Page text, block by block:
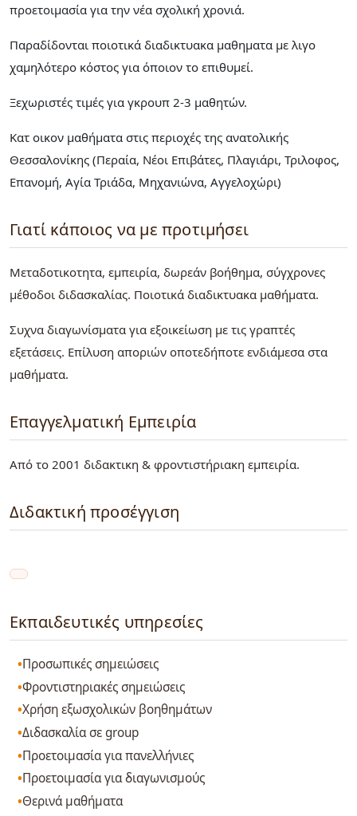
προετοιμασία για την νέα σχολική χρονιά.
Παραδίδονται ποιοτικά διαδικτυακα μαθηματα με λιγο
χαμηλότερο κόστος για όποιον το επιθυμεί.
Ξεχωριστές τιμές για γκρουπ 2-3 μαθητών.
Κατ οικον μαθήματα στις περιοχές της ανατολικής
Θεσσαλονίκης (Περαία, Νέοι Επιβάτες, Πλαγιάρι, Τριλοφος,
Επανομή, Αγία Τριάδα, Μηχανιώνα, Αγγελοχώρι)
Γιατί κάποιος να με προτιμήσει
Μεταδοτικοτητα, εμπειρία, δωρεάν βοήθημα, σύγχρονες
μέθοδοι διδασκαλίας. Ποιοτικά διαδικτυακα μαθήματα.
Συχνα διαγωνίσματα για εξοικείωση με τις γραπτές
εξετάσεις. Επίλυση αποριών οποτεδήποτε ενδιάμεσα στα
μαθήματα.
Επαγγελματική Εμπειρία
Από το 2001 διδακτικη & φροντιστήριακη εμπειρία.
Διδακτική προσέγγιση
Εκπαιδευτικές υπηρεσίες
Προσωπικές σημειώσεις
Φροντιστηριακές σημειώσεις
Χρήση εξωσχολικών βοηθημάτων
Διδασκαλία σε group
Προετοιμασία για πανελλήνιες
Προετοιμασία για διαγωνισμούς
Θερινά μαθήματα